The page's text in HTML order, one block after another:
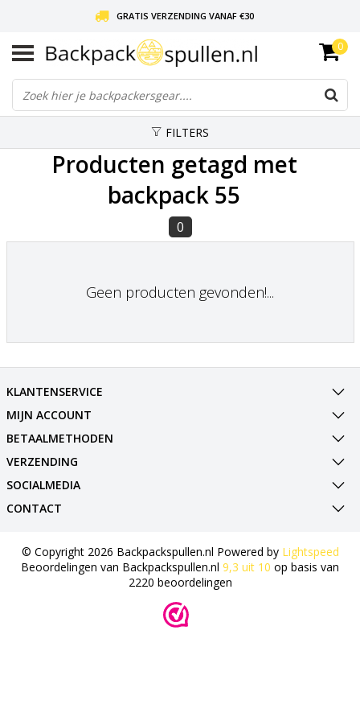
GRATIS VERZENDING VANAF €30
LIEFDE VOOR BACKPACKEN!
30 DAGEN GRATIS RETOUR
0
FILTERS
Producten getagd met
backpack 55
0
Geen producten gevonden!...
KLANTENSERVICE
MIJN ACCOUNT
BETAALMETHODEN
VERZENDING
SOCIALMEDIA
CONTACT
© Copyright 2026 Backpackspullen.nl Powered by Lightspeed
Beoordelingen van Backpackspullen.nl 9,3 uit 10 op basis van
2220 beoordelingen